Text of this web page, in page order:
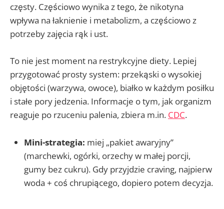
częsty. Częściowo wynika z tego, że nikotyna
wpływa na łaknienie i metabolizm, a częściowo z
potrzeby zajęcia rąk i ust.
To nie jest moment na restrykcyjne diety. Lepiej
przygotować prosty system: przekąski o wysokiej
objętości (warzywa, owoce), białko w każdym posiłku
i stałe pory jedzenia. Informacje o tym, jak organizm
reaguje po rzuceniu palenia, zbiera m.in. CDC.
Mini-strategia: miej „pakiet awaryjny”
(marchewki, ogórki, orzechy w małej porcji,
gumy bez cukru). Gdy przyjdzie craving, najpierw
woda + coś chrupiącego, dopiero potem decyzja.